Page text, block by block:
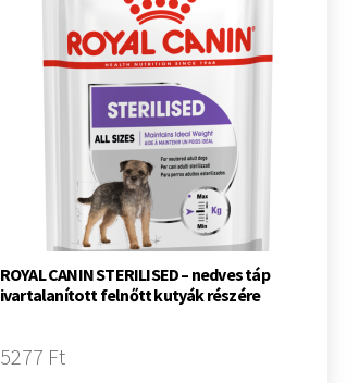
ROYAL CANIN STERILISED – nedves táp
ivartalanított felnőtt kutyák részére
5277 Ft